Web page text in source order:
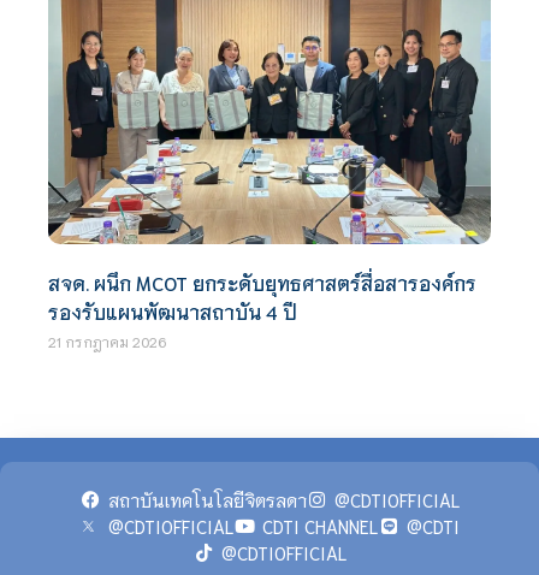
สจด. ผนึก MCOT ยกระดับยุทธศาสตร์สื่อสารองค์กร
รองรับแผนพัฒนาสถาบัน 4 ปี
21 กรกฎาคม 2026
สถาบันเทคโนโลยีจิตรลดา
@CDTIOFFICIAL
@CDTIOFFICIAL
CDTI CHANNEL
@CDTI
@CDTIOFFICIAL